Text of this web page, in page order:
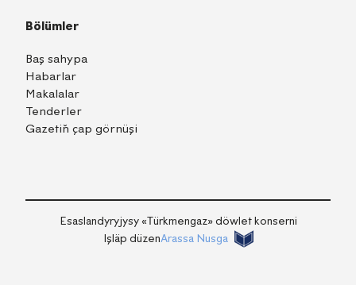
Bölümler
Baş sahypa
Habarlar
Makalalar
Tenderler
Gazetiň çap görnüşi
Esaslandyryjysy «Тürkmengaz» döwlet konserni
Işläp düzenArassa Nusga